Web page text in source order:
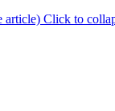
article) Click to